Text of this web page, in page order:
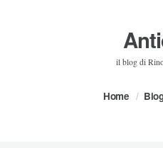
il blog di
Home